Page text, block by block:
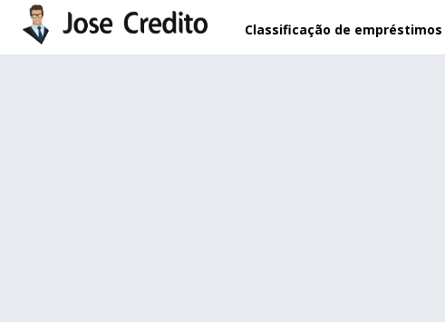
Pular para o conteúdo principal
Classificação de empréstimos